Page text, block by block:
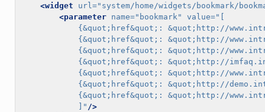
<widget
url="system/home/widgets/bookmark/
<parameter name="bookmark" value="[
{&quot;href&quot;: &quot;http://
{&quot;href&quot;: &quot;http://
{&quot;href&quot;: &quot;http://
{&quot;href&quot;: &quot;http://
{&quot;href&quot;: &quot;http://
{&quot;href&quot;: &quot;http://
{&quot;href&quot;: &quot;http://
            ]"
/>